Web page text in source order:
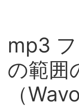
mp3
の範囲
（